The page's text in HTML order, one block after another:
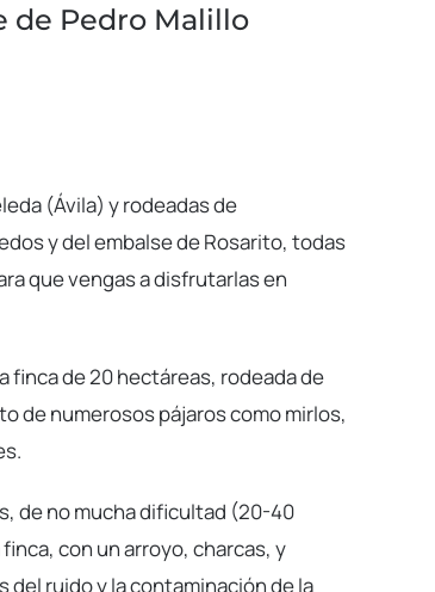
de Pedro Malillo
(Ávila) y rodeadas de
y del embalse de Rosarito, todas
que vengas a disfrutarlas en
finca de 20 hectáreas, rodeada de
de numerosos pájaros como mirlos,
de no mucha dificultad (20-40
con un arroyo, charcas, y
ruido y la contaminación de la